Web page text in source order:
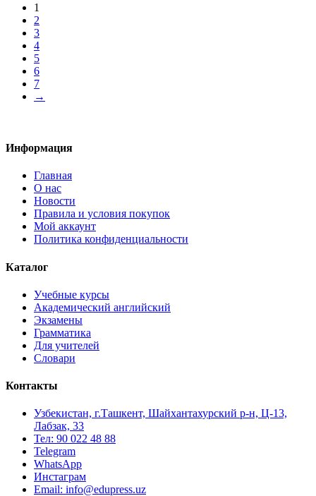
1
2
3
4
5
6
7
→
Информация
Главная
О нас
Новости
Правила и условия покупок
Мой аккаунт
Политика конфиденциальности
Каталог
Учебные курсы
Академический английский
Экзамены
Грамматика
Для учителей
Словари
Контакты
Узбекистан, г.Ташкент, Шайхантахурский р-н, Ц-13,
Лабзак, 33
Тел: 90 022 48 88
Telegram
WhatsApp
Инстаграм
Email: info@edupress.uz